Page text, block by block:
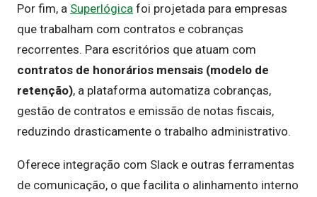
Por fim, a Superlógica foi projetada para empresas
que trabalham com contratos e cobranças
recorrentes. Para escritórios que atuam com
contratos de honorários mensais (modelo de
retenção), a plataforma automatiza cobranças,
gestão de contratos e emissão de notas fiscais,
reduzindo drasticamente o trabalho administrativo.
Oferece integração com Slack e outras ferramentas
de comunicação, o que facilita o alinhamento interno